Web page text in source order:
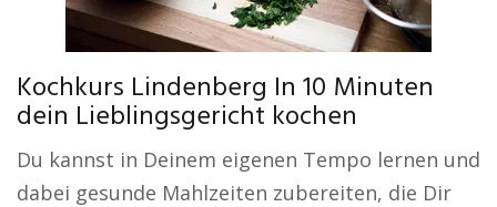
Kochkurs Lindenberg In 10 Minuten
dein Lieblingsgericht kochen
Du kannst in Deinem eigenen Tempo lernen und
dabei gesunde Mahlzeiten zubereiten, die Dir